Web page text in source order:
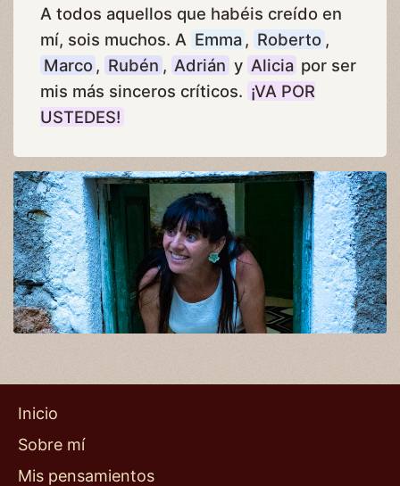
A todos aquellos que habéis creído en
mí, sois muchos. A Emma , Roberto ,
Marco , Rubén , Adrián y Alicia por ser
mis más sinceros críticos. ¡VA POR
USTEDES!
Inicio
Sobre mí
Mis pensamientos